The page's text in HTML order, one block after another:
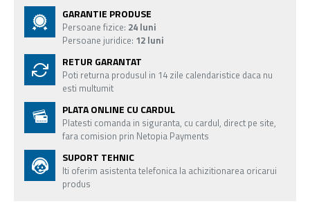
GARANTIE PRODUSE
Persoane fizice: 24 luni
Persoane juridice: 12 luni
RETUR GARANTAT
Poti returna produsul in 14 zile calendaristice daca nu
esti multumit
PLATA ONLINE CU CARDUL
Platesti comanda in siguranta, cu cardul, direct pe site,
fara comision prin Netopia Payments
SUPORT TEHNIC
Iti oferim asistenta telefonica la achizitionarea oricarui
produs